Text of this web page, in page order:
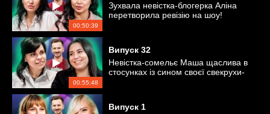
00:50:39
Зухвала невістка-блогерка Аліна
перетворила ревізію на шоу!
00:55:48
Випуск 32
Невістка-сомельє Маша щаслива в
стосунках із сином своєї свекрухи-
Випуск 1